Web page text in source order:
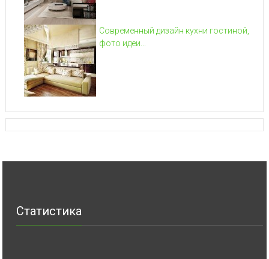
Современный дизайн кухни гостиной,
фото идеи...
Статистика